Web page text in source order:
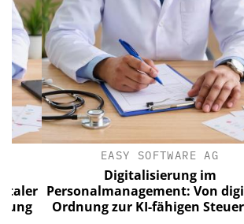
EASY SOFTWARE AG
Digitalisierung im
Personalmanagement: Von digitaler
Ordnung zur KI-fähigen Steuerung